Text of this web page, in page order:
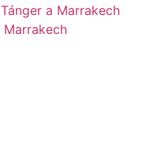
a Marrakech